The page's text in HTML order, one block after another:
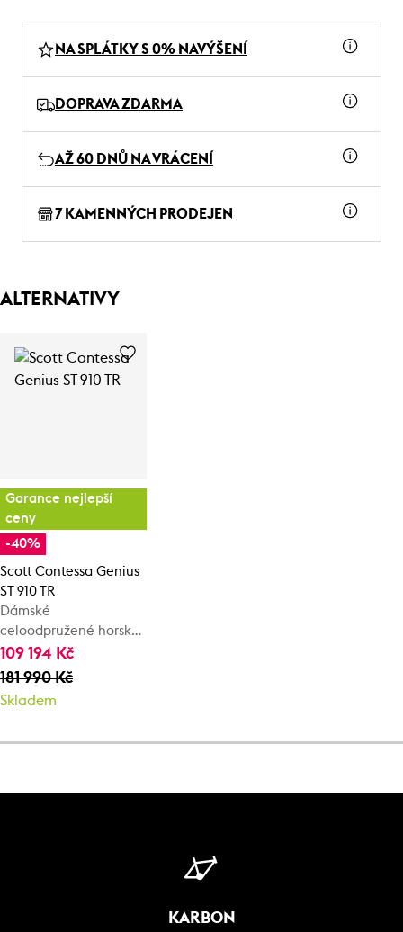
NA SPLÁTKY S 0% NAVÝŠENÍ
DOPRAVA ZDARMA
AŽ 60 DNŮ NA VRÁCENÍ
7 KAMENNÝCH PRODEJEN
ALTERNATIVY
Garance nejlepší
ceny
-40%
Scott Contessa Genius
ST 910 TR
Dámské
celoodpružené horské
kolo
109 194 Kč
181 990 Kč
Skladem
KARBON